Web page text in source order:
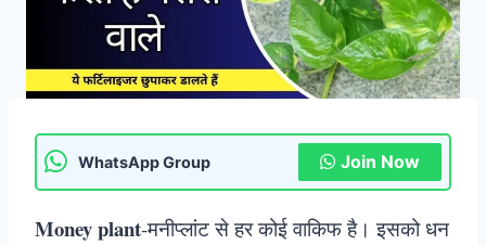
WhatsApp Group Join Now
Money plant-मनीप्लांट से हर कोई वाकिफ है। इसको धन